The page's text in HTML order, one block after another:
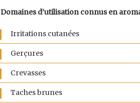
Domaines d’utilisation connus en
Irritations cutanées
Gerçures
Crevasses
Taches brunes